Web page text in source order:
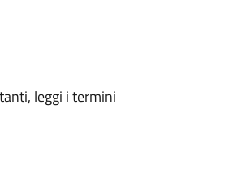
leggi i termini